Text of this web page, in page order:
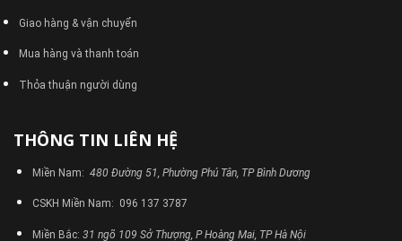
Giao hàng & vận chuyển
Mua hàng và thanh toán
Thỏa thuận người dùng
THÔNG TIN LIÊN HỆ
Miền Nam: 480 Đường 51, Phường Phú Tân, TP Bình Dương
CSKH Miền Nam: 096 137 3787
Miền Bắc: 31 ngõ 109 Sở Thượng, P Hoàng Mai, TP Hà Nội